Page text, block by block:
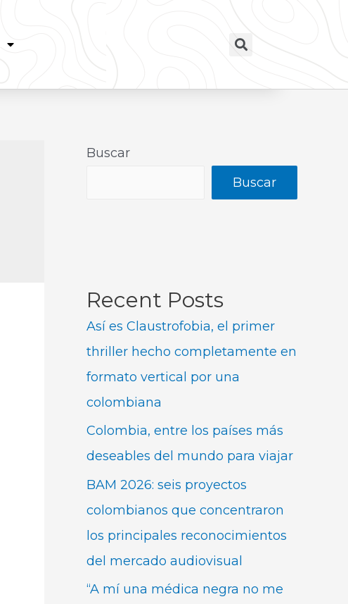
Buscar
Buscar
Recent Posts
Así es Claustrofobia, el primer
thriller hecho completamente en
formato vertical por una
colombiana
Colombia, entre los países más
deseables del mundo para viajar
BAM 2026: seis proyectos
colombianos que concentraron
los principales reconocimientos
del mercado audiovisual
“A mí una médica negra no me